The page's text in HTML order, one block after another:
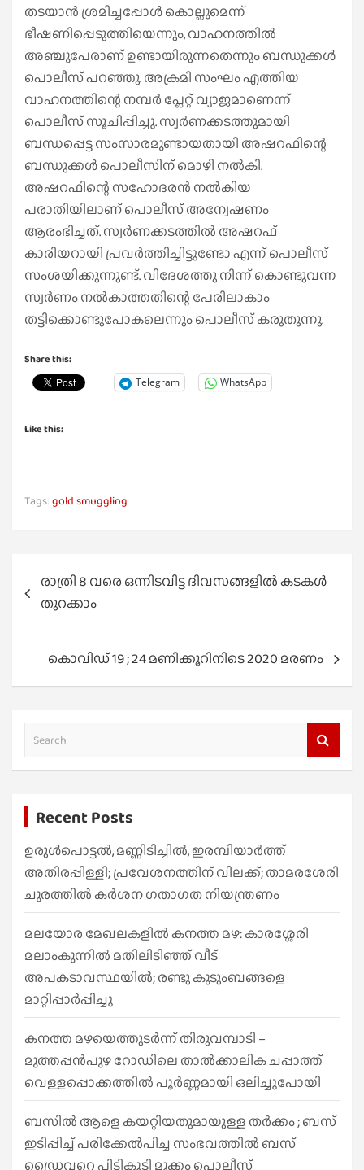
തടയാന്‍ ശ്രമിച്ചപ്പോള്‍ കൊല്ലുമെന്ന്
ഭീഷണിപ്പെടുത്തിയെന്നും, വാഹനത്തില്‍
അഞ്ചുപേരാണ് ഉണ്ടായിരുന്നതെന്നും ബന്ധുക്കള്‍
പൊലീസ് പറഞ്ഞു. അക്രമി സംഘം എത്തിയ
വാഹനത്തിന്റെ നമ്പർ പ്ലേറ്റ് വ്യാജമാണെന്ന്
പൊലീസ് സൂചിപ്പിച്ചു. സ്വർണക്കടത്തുമായി
ബന്ധപ്പെട്ട സംസാരമുണ്ടായതായി അഷറഫിന്റെ
ബന്ധുക്കൾ പൊലീസിന് മൊഴി നൽകി.
അഷറഫിന്റെ സഹോദരൻ നൽകിയ
പരാതിയിലാണ് പൊലീസ് അന്വേഷണം
ആരംഭിച്ചത്. സ്വർണക്കടത്തിൽ അഷറഫ്
കാരിയറായി പ്രവർത്തിച്ചിട്ടുണ്ടോ എന്ന് പൊലീസ്
സംശയിക്കുന്നുണ്ട്. വിദേശത്തു നിന്ന് കൊണ്ടുവന്ന
സ്വർണം നൽകാത്തതിന്റെ പേരിലാകാം
തട്ടിക്കൊണ്ടുപോകലെന്നും പൊലീസ് കരുതുന്നു.
Share this:
Telegram WhatsApp
Like this:
Tags: gold smuggling
navigation
രാത്രി 8 വരെ ഒന്നിടവിട്ട ദിവസങ്ങളില്‍ കടകള്‍
തുറക്കാം
കൊവിഡ് 19 ; 24 മണിക്കൂറിനിടെ 2020 മരണം
a
h
Recent Posts
ഉരുൾപൊട്ടൽ, മണ്ണിടിച്ചിൽ, ഇരമ്പിയാര്‍ത്ത്
അതിരപ്പിള്ളി; പ്രവേശനത്തിന് വിലക്ക്; താമരശേരി
ചുരത്തില്‍ കര്‍ശന ഗതാഗത നിയന്ത്രണം
മലയോര മേഖലകളിൽ കനത്ത മഴ: കാരശ്ശേരി
മലാംകുന്നിൽ മതിലിടിഞ്ഞ് വീട്
അപകടാവസ്ഥയിൽ; രണ്ടു കുടുംബങ്ങളെ
മാറ്റിപ്പാർപ്പിച്ചു
കനത്ത മഴയെത്തുടർന്ന് തിരുവമ്പാടി –
മുത്തപ്പൻപുഴ റോഡിലെ താൽക്കാലിക ചപ്പാത്ത്
വെള്ളപ്പൊക്കത്തിൽ പൂർണ്ണമായി ഒലിച്ചുപോയി
ബസിൽ ആളെ കയറ്റിയതുമായുള്ള തർക്കം ; ബസ്
ഇടിപ്പിച്ച് പരിക്കേൽപിച്ച സംഭവത്തിൽ ബസ്
ഡ്രൈവറെ പിടികൂടി മുക്കം പൊലീസ്